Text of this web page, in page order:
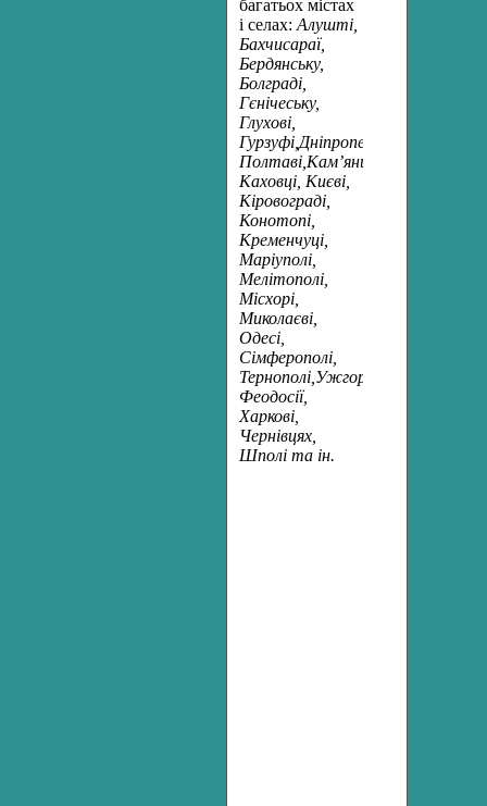
багатьох містах
і селах: Алушті,
Бахчисараї,
Бердянську,
Болграді,
Гєнічеську,
Глухові,
Полтаві,Кам’янці,
Каховці, Києві,
Кіровограді,
Конотопі,
Кременчуці,
Маріуполі,
Мелітополі,
Місхорі,
Миколаєві,
Одесі,
Сімферополі,
Тернополі,Ужгороді,
Феодосії,
Харкові,
Чернівцях,
Шполі та ін.